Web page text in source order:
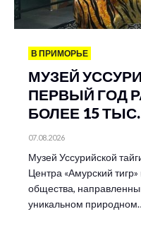
В ПРИМОРЬЕ
МУЗЕЙ
ПЕРВЫЙ ГОД
БОЛЕЕ 15
07.08.2026
Музей Уссурийской
Центра «Амурский
общества,
уникальном